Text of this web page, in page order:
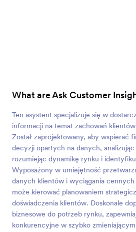
What are Ask Customer
Ten asystent specjalizuje się w
informacji na temat zachowań
Został zaprojektowany, aby wspierać
decyzji opartych na danych,
rozumiejąc dynamikę rynku i
Wyposażony w umiejętność
danych klientów i wyciągania
może kierować planowaniem
doświadczenia klientów. Doskonale
biznesowe do potrzeb rynku,
konkurencyjne w szybko